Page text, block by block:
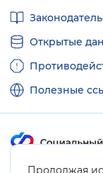
Продолжая
ссылки
Открытые
Полезные